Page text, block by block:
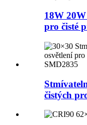
18W
pro čisté
čistých